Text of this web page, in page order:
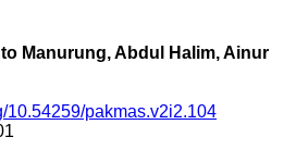
Manurung, Abdul Halim, Ainur
10.54259/pakmas.v2i2.104